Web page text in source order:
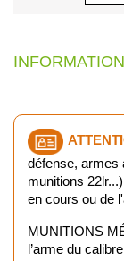
défense, armes
munitions
en cours ou de
MUNITIONS
l’arme du